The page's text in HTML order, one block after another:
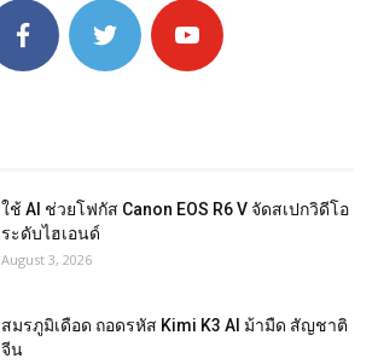
ใช้ AI ช่วยโฟกัส Canon EOS R6 V จัดสเปกวิดีโอ
ระดับไฮเอนด์
August 3, 2026
สมรภูมิเดือด ถอดรหัส Kimi K3 AI ม้ามืด สัญชาติ
จีน